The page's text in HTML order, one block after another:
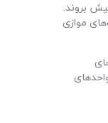
بروند.
موازی